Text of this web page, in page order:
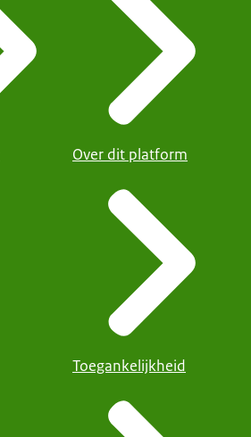
Over dit platform
Toegankelijkheid